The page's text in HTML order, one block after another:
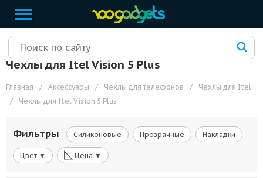
Чехлы для Itel Vision 5 Plus
Главная / Аксессуары / Чехлы для телефонов /
Чехлы для Itel
/
Чехлы для Itel Vision 5 Plus
Фильтры Силиконовые Прозрачные Накладки
Цвет ▼ ◺ Цена ▼